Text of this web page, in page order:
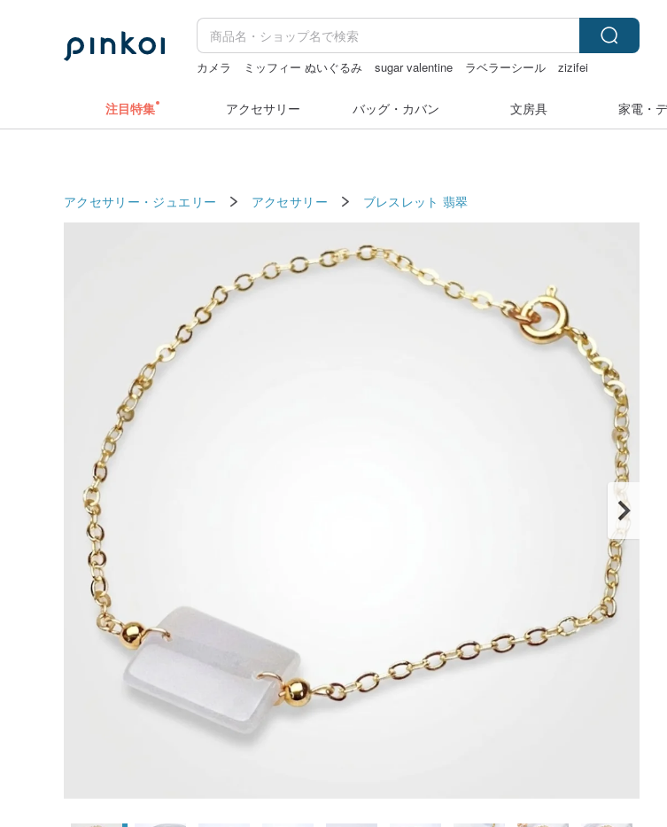
カメラ ミッフィー ぬいぐるみ sugar valentine ラベラーシール
zizifei
注目特集 アクセサリー バッグ・カバン 文房具 家電・
アクセサリー・ジュエリー アクセサリー ブレスレット 翡翠